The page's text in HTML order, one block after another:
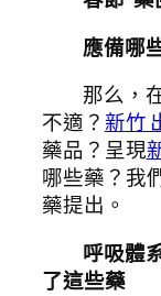
應備哪
那么，
不適？新竹
藥品？呈現
哪些藥？我
藥提出。
呼吸體
了這些藥